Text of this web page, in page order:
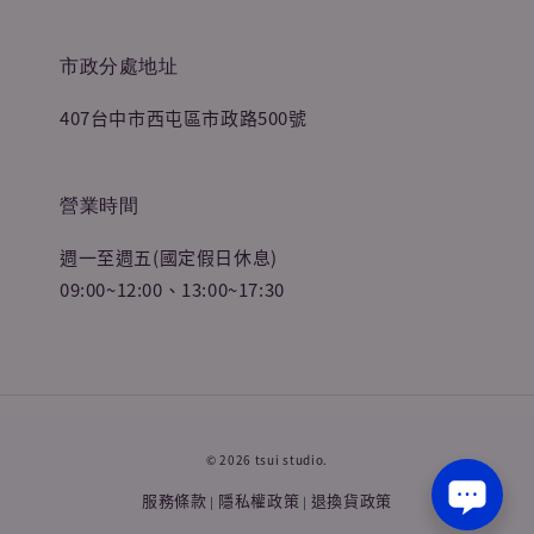
市政分處地址
407台中市西屯區市政路500號
營業時間
週一至週五(國定假日休息)
09:00~12:00、13:00~17:30
© 2026 tsui studio.
服務條款 | 隱私權政策 | 退換貨政策